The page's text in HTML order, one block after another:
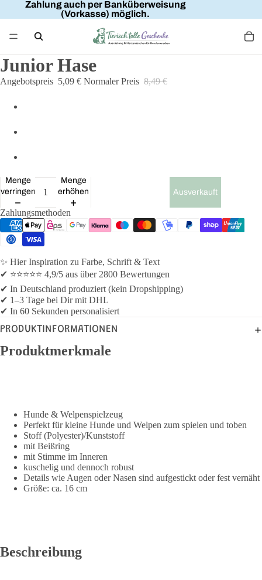
Zahlung auch per Banküberweisung
(Vorkasse) möglich.
Junior Hase
Angebotspreis 5,09 € Normaler Preis 8,49 €
Menge
verringern
Menge
erhöhen
Ausverkauft
Zahlungsmethoden
✨ Hier Inspiration zu Farbe, Schrift & Text
✔ ⭐⭐⭐⭐⭐ 4,9/5 aus über 2800 Bewertungen
✔ In Deutschland produziert (kein Dropshipping)
✔ 1–3 Tage bei Dir mit DHL
✔ In 60 Sekunden personalisiert
PRODUKTINFORMATIONEN
Produktmerkmale
Hunde & Welpenspielzeug
Perfekt für kleine Hunde und Welpen zum spielen und toben
Stoff (Polyester)/Kunststoff
mit Beißring
mit Stimme im Inneren
kuschelig und dennoch robust
Details wie Augen oder Nasen sind aufgestickt oder fest vernäht
Größe: ca. 16 cm
Beschreibung